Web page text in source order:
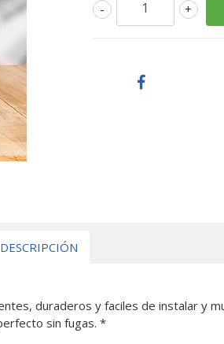
+
-
DESCRIPCIÓN
duraderos y faciles de instalar y
sin fugas. *